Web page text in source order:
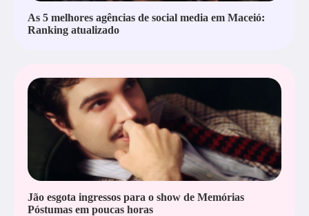
As 5 melhores agências de social media em Maceió:
Ranking atualizado
Jão esgota ingressos para o show de Memórias
Póstumas em poucas horas